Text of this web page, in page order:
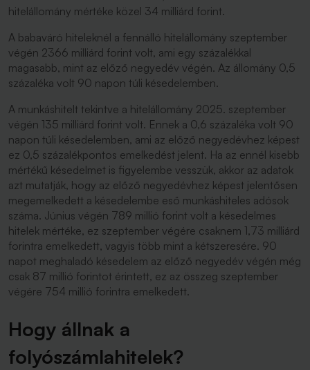
hitelállomány mértéke közel 34 milliárd forint.
A babaváró hiteleknél a fennálló hitelállomány szeptember
végén 2366 milliárd forint volt, ami egy százalékkal
magasabb, mint az előző negyedév végén. Az állomány 0,5
százaléka volt 90 napon túli késedelemben.
A munkáshitelt tekintve a hitelállomány 2025. szeptember
végén 135 milliárd forint volt. Ennek a 0,6 százaléka volt 90
napon túli késedelemben, ami az előző negyedévhez képest
ez 0,5 százalékpontos emelkedést jelent. Ha az ennél kisebb
mértékű késedelmet is figyelembe vesszük, akkor az adatok
azt mutatják, hogy az előző negyedévhez képest jelentősen
megemelkedett a késedelembe eső munkáshiteles adósok
száma. Június végén 789 millió forint volt a késedelmes
hitelek mértéke, ez szeptember végére csaknem 1,73 milliárd
forintra emelkedett, vagyis több mint a kétszeresére. 90
napot meghaladó késedelem az előző negyedév végén még
csak 87 millió forintot érintett, ez az összeg szeptember
végére 754 millió forintra emelkedett.
Hogy állnak a
folyószámlahitelek?